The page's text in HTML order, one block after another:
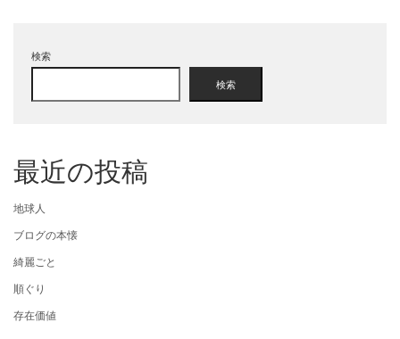
検索
検索
最近の投稿
地球人
ブログの本懐
綺麗ごと
順ぐり
存在価値